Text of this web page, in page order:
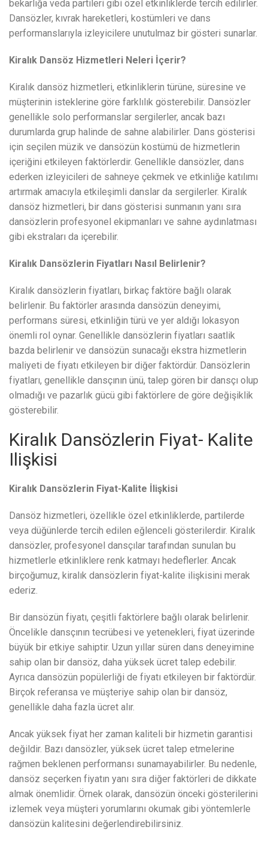
bekarlığa veda partileri gibi özel etkinliklerde tercih edilirler.
Dansözler, kıvrak hareketleri, kostümleri ve dans
performanslarıyla izleyicilere unutulmaz bir gösteri sunarlar.
Kiralık Dansöz Hizmetleri Neleri İçerir?
Kiralık dansöz hizmetleri, etkinliklerin türüne, süresine ve
müşterinin isteklerine göre farklılık gösterebilir. Dansözler
genellikle solo performanslar sergilerler, ancak bazı
durumlarda grup halinde de sahne alabilirler. Dans gösterisi
için seçilen müzik ve dansözün kostümü de hizmetlerin
içeriğini etkileyen faktörlerdir. Genellikle dansözler, dans
ederken izleyicileri de sahneye çekmek ve etkinliğe katılımı
artırmak amacıyla etkileşimli danslar da sergilerler. Kiralık
dansöz hizmetleri, bir dans gösterisi sunmanın yanı sıra
dansözlerin profesyonel ekipmanları ve sahne aydınlatması
gibi ekstraları da içerebilir.
Kiralık Dansözlerin Fiyatları Nasıl Belirlenir?
Kiralık dansözlerin fiyatları, birkaç faktöre bağlı olarak
belirlenir. Bu faktörler arasında dansözün deneyimi,
performans süresi, etkinliğin türü ve yer aldığı lokasyon
önemli rol oynar. Genellikle dansözlerin fiyatları saatlik
bazda belirlenir ve dansözün sunacağı ekstra hizmetlerin
maliyeti de fiyatı etkileyen bir diğer faktördür. Dansözlerin
fiyatları, genellikle dansçının ünü, talep gören bir dansçı olup
olmadığı ve pazarlık gücü gibi faktörlere de göre değişiklik
gösterebilir.
Kiralık Dansözlerin Fiyat- Kalite
Ilişkisi
Kiralık Dansözlerin Fiyat-Kalite İlişkisi
Dansöz hizmetleri, özellikle özel etkinliklerde, partilerde
veya düğünlerde tercih edilen eğlenceli gösterilerdir. Kiralık
dansözler, profesyonel dansçılar tarafından sunulan bu
hizmetlerle etkinliklere renk katmayı hedeflerler. Ancak
birçoğumuz, kiralık dansözlerin fiyat-kalite ilişkisini merak
ederiz.
Bir dansözün fiyatı, çeşitli faktörlere bağlı olarak belirlenir.
Öncelikle dansçının tecrübesi ve yetenekleri, fiyat üzerinde
büyük bir etkiye sahiptir. Uzun yıllar süren dans deneyimine
sahip olan bir dansöz, daha yüksek ücret talep edebilir.
Ayrıca dansözün popülerliği de fiyatı etkileyen bir faktördür.
Birçok referansa ve müşteriye sahip olan bir dansöz,
genellikle daha fazla ücret alır.
Ancak yüksek fiyat her zaman kaliteli bir hizmetin garantisi
değildir. Bazı dansözler, yüksek ücret talep etmelerine
rağmen beklenen performansı sunamayabilirler. Bu nedenle,
dansöz seçerken fiyatın yanı sıra diğer faktörleri de dikkate
almak önemlidir. Örnek olarak, dansözün önceki gösterilerini
izlemek veya müşteri yorumlarını okumak gibi yöntemlerle
dansözün kalitesini değerlendirebilirsiniz.